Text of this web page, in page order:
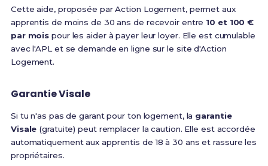
Cette aide, proposée par Action Logement, permet aux
apprentis de moins de 30 ans de recevoir entre 10 et 100 €
par mois pour les aider à payer leur loyer. Elle est cumulable
avec l'APL et se demande en ligne sur le site d'Action
Logement.
Garantie Visale
Si tu n'as pas de garant pour ton logement, la garantie
Visale (gratuite) peut remplacer la caution. Elle est accordée
automatiquement aux apprentis de 18 à 30 ans et rassure les
propriétaires.